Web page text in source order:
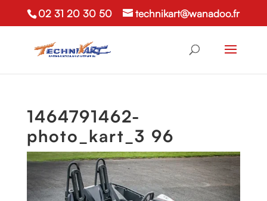
02 31 20 30 50 technikart@wanadoo.fr
1464791462-
photo_kart_3 96